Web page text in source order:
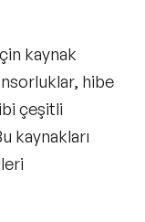
kaynak
hibe
çeşitli
kaynakları